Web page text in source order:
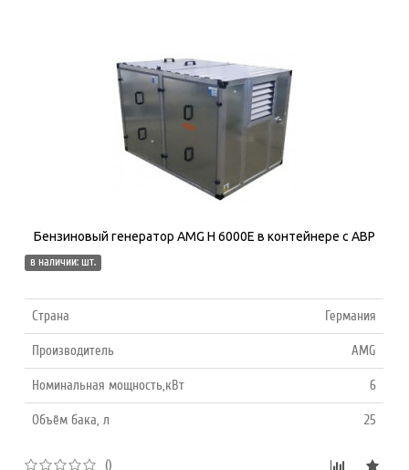
Бензиновый генератор AMG H 6000E в контейнере с АВР
в наличии: шт.
Страна Германия
Производитель AMG
Номинальная мощность,кВт 6
Объём бака, л 25
()